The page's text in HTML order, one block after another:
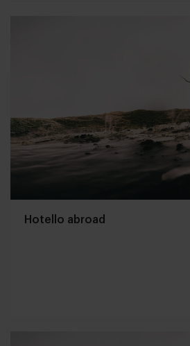
Hotello abroad